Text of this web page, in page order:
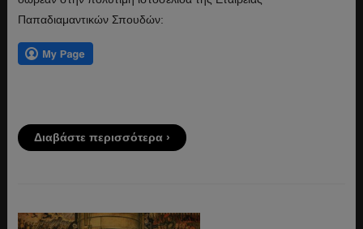
Παπαδιαμαντικών Σπουδών:
Διαβάστε περισσότερα ›